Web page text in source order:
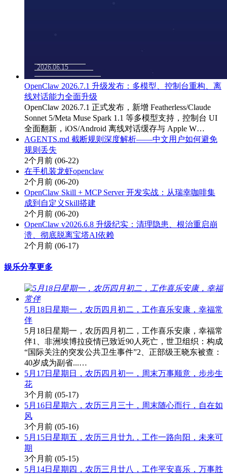
OpenClaw 2026.7.1 升级发布：多模型、控制台重构、离
线对话能力全面升级
OpenClaw 2026.7.1 正式发布，新增 Featherless/Claude
Sonnet 5/Meta Muse Spark 1.1 等多模型支持，控制台 UI
全面翻新，iOS/Android 离线对话缓存与 Apple W…
AGENTS.md 截断规则深度解析——中文用户如何避免
规则丢失
2个月前 (06-22)
在手机装龙虾openclaw
2个月前 (06-20)
OpenClaw Skill + MCP Server 开发实战：从瑞幸咖啡集
成到自定义Skill搭建
2个月前 (06-20)
OpenClaw v2026.6.8 升级纪实：清理隐患、根治重启崩
溃、彻底脱离宝塔AI依赖
2个月前 (06-17)
娱乐分享更多
5月18日星期一，农历四月初二，工作喜乐安康，幸福常
伴
5月18日星期一，农历四月初二，工作喜乐安康，幸福常
伴1、非洲埃博拉疫情已致近90人死亡，世卫组织：构成
“国际关注的突发公共卫生事件”2、正部级王晓东被查：
40岁成为副省...…
5月17日星期日，农历四月初一，周末万事顺意，步步生
花
3个月前 (05-17)
5月16日星期六，农历三月三十，周末随心而行，自在如
风
3个月前 (05-16)
5月15日星期五，农历三月廿九，工作一路向阳，未来可
期
3个月前 (05-15)
5月14日星期四，农历三月廿八，工作平安喜乐，万事胜